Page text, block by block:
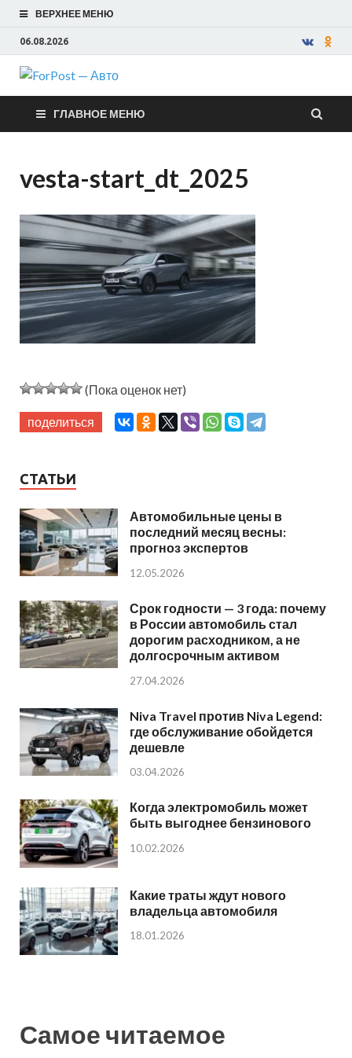
ВЕРХНЕЕ МЕНЮ
06.08.2026
ForPost —
Авто
ГЛАВНОЕ МЕНЮ
vesta-start_dt_2025
(Пока оценок нет)
поделиться
СТАТЬИ
Автомобильные цены в
последний месяц весны:
прогноз экспертов
12.05.2026
Срок годности — 3 года: почему
в России автомобиль стал
дорогим расходником, а не
долгосрочным активом
27.04.2026
Niva Travel против Niva Legend:
где обслуживание обойдется
дешевле
03.04.2026
Когда электромобиль может
быть выгоднее бензинового
10.02.2026
Какие траты ждут нового
владельца автомобиля
18.01.2026
Самое читаемое